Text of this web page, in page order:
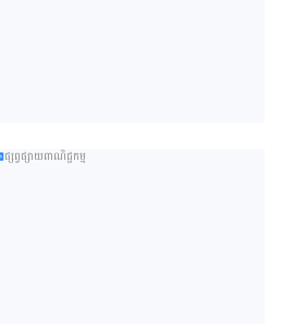
ផ្សព្វផ្សាយពាណិជ្ជកម្ម